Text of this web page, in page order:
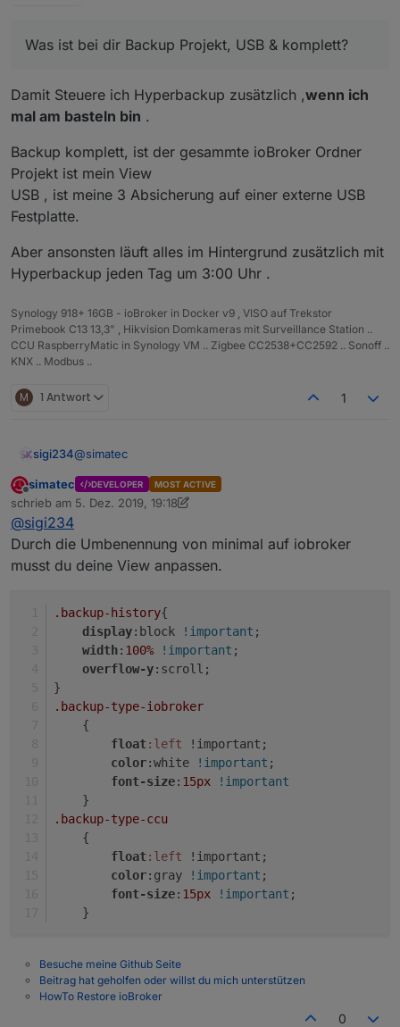
Was ist bei dir Backup Projekt, USB & komplett?
Damit Steuere ich Hyperbackup zusätzlich ,wenn ich
mal am basteln bin .
Backup komplett, ist der gesammte ioBroker Ordner
Projekt ist mein View
USB , ist meine 3 Absicherung auf einer externe USB
Festplatte.
Aber ansonsten läuft alles im Hintergrund zusätzlich mit
Hyperbackup jeden Tag um 3:00 Uhr .
Synology 918+ 16GB - ioBroker in Docker v9 , VISO auf Trekstor
Primebook C13 13,3" , Hikvision Domkameras mit Surveillance Station ..
CCU RaspberryMatic in Synology VM .. Zigbee CC2538+CC2592 .. Sonoff ..
KNX .. Modbus ..
M 1 Antwort 1
sigi234@simatec
Hallo, seit dem update schaut die Formatierung von
backitup.0.history.html anders aus, hast du was
Muss ich was umstellen?
Kannst du auch eine Html machen für Latest backup
found by start?
Offline
simatec DEVELOPER MOST ACTIVE
schrieb am 5. Dez. 2019, 19:18
zuletzt editiert von simatec12. Mai 2019, 20:19
@sigi234
Durch die Umbenennung von minimal auf iobroker
musst du deine View anpassen.
.backup-history{
display:block !important ;
width: 100% !important ;
overflow-y:scroll;
}
.backup-type-iobroker
    {
float:left !important;
color:white !important ;
font-size: 15px
!important
    }
.backup-type-ccu
    {
float:left !important;
color:gray !important ;
font-size: 15px !important ;
    }
Besuche meine Github Seite
Beitrag hat geholfen oder willst du mich unterstützen
HowTo Restore ioBroker
0